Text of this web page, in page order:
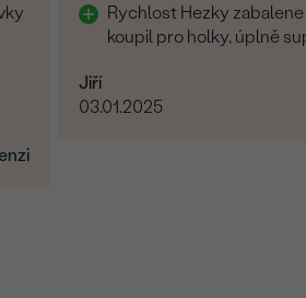
Rychlost Hezky zabalene Dárečky Náušnice co jsem
Jiří
03.01.2025